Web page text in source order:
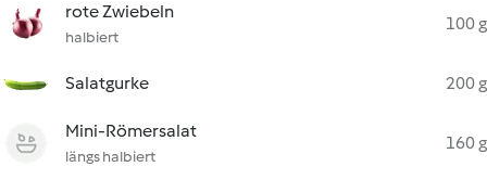
rote Zwiebeln
halbiert
100 g
Salatgurke 200 g
Mini-Römersalat
längs halbiert
160 g